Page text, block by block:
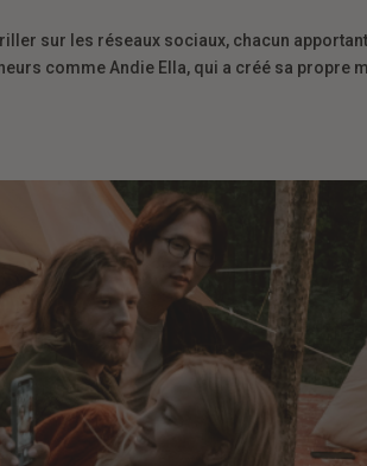
sur les réseaux sociaux, chacun
comme Andie Ella, qui a créé sa propre